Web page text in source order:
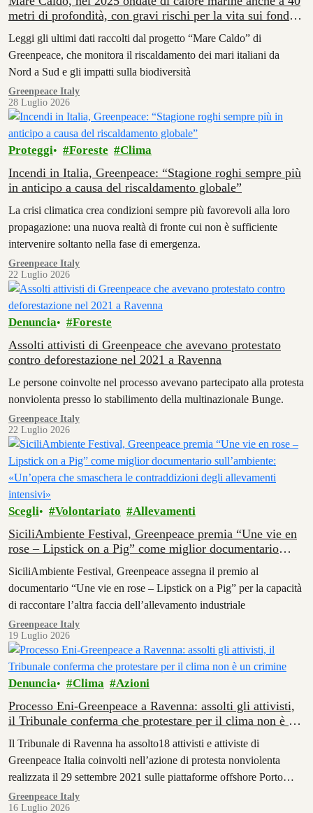
metri di profondità, con gravi rischi per la vita sui fondali
Leggi gli ultimi dati raccolti dal progetto “Mare Caldo” di
Greenpeace, che monitora il riscaldamento dei mari italiani da
Nord a Sud e gli impatti sulla biodiversità
Greenpeace Italy
28 Luglio 2026
Proteggi Foreste Clima
Incendi in Italia, Greenpeace: “Stagione roghi sempre più
in anticipo a causa del riscaldamento globale”
La crisi climatica crea condizioni sempre più favorevoli alla loro
propagazione: una nuova realtà di fronte cui non è sufficiente
intervenire soltanto nella fase di emergenza.
Greenpeace Italy
22 Luglio 2026
Denuncia Foreste
Assolti attivisti di Greenpeace che avevano protestato
contro deforestazione nel 2021 a Ravenna
Le persone coinvolte nel processo avevano partecipato alla protesta
nonviolenta presso lo stabilimento della multinazionale Bunge.
Greenpeace Italy
22 Luglio 2026
Scegli Volontariato Allevamenti
SiciliAmbiente Festival, Greenpeace premia “Une vie en
rose – Lipstick on a Pig” come miglior documentario
degli allevamenti intensivi»
SiciliAmbiente Festival, Greenpeace assegna il premio al
documentario “Une vie en rose – Lipstick on a Pig” per la capacità
di raccontare l’altra faccia dell’allevamento industriale
Greenpeace Italy
19 Luglio 2026
Denuncia Clima Azioni
Processo Eni-Greenpeace a Ravenna: assolti gli attivisti,
il Tribunale conferma che protestare per il clima non è un
Il Tribunale di Ravenna ha assolto18 attivisti e attiviste di
Greenpeace Italia coinvolti nell’azione di protesta nonviolenta
realizzata il 29 settembre 2021 sulle piattaforme offshore Porto
Corsini di Eni, al largo di Ravenna.
Greenpeace Italy
16 Luglio 2026